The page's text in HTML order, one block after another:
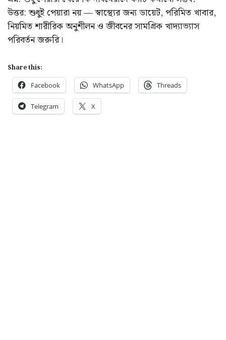
উত্তর: শুধুই পেয়ারা নয় — স্বাস্থ্যের জন্য ডায়েট, পরিমিত খাবার,
নিয়মিত শারীরিক অনুশীলন ও জীবনের সামগ্রিক খাদ্যাভ্যাস
পরিবর্তন জরুরি।
Share this:
Facebook WhatsApp Threads
Telegram X